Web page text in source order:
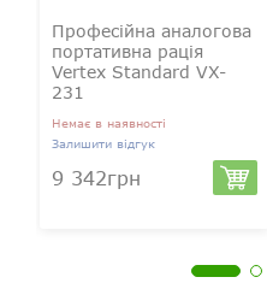
Професійна аналогова
портативна рація
Vertex Standard VX-
231
Немає в наявності
Залишити відгук
9 342грн